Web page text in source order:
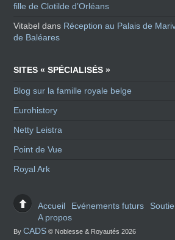
fille de Clotilde d’Orléans
Vitabel dans Réception au Palais de
de Baléares
SITES « SPÉCIALISÉS »
Blog sur la famille royale belge
Eurohistory
Netty Leistra
Point de Vue
Royal Ark
Accueil Evénements futurs
A propos
ByCADS © Noblesse & Royautés 2026